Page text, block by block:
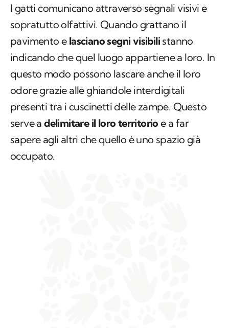
I gatti comunicano attraverso segnali visivi e
sopratutto olfattivi. Quando grattano il
pavimento e lasciano segni visibili stanno
indicando che quel luogo appartiene a loro. In
questo modo possono lascare anche il loro
odore grazie alle ghiandole interdigitali
presenti tra i cuscinetti delle zampe. Questo
serve adelimitare il loro territorio e a far
sapere agli altri che quello è uno spazio già
occupato.